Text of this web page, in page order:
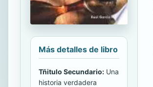
Más detalles de libro
Tñitulo Secundario: Una
historia verdadera